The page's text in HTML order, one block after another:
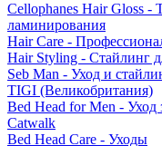
Cellophanes Hair Gloss -
ламинирования
Hair Care -
Hair Styling - Стайлинг
Seb Man - Уход и
TIGI (Великобритания)
Bed Head for Men -
Catwalk
Bed Head Care - Уходы